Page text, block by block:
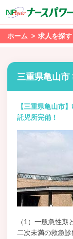
ホーム 求人を探す
三重県亀山市
【三重県亀山市
託児所完備！
（1）一般急性期
二次未満の救急